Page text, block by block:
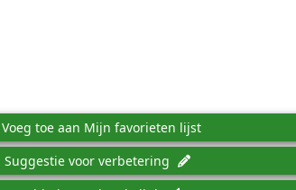
Voeg toe aan Mijn favorieten lijst
Suggestie voor verbetering